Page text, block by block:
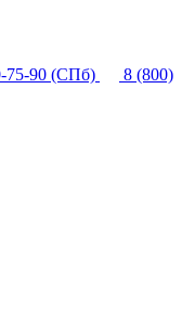
75-90 (СПб)
8 (800)